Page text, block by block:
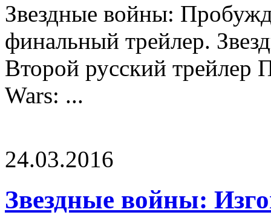
Звездные войны:
финальный трейлер.
Второй русский
Wars: ...
24.03.2016
Звездные войны: